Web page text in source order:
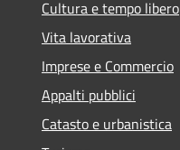
Cultura e tempo libero
Vita lavorativa
Imprese e Commercio
Appalti pubblici
Catasto e urbanistica